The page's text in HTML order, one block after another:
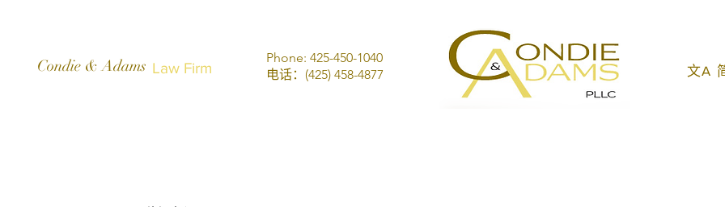
Condie & Adams Law Firm
Phone: 425-450-1040
电话：(425) 458-4877
文A